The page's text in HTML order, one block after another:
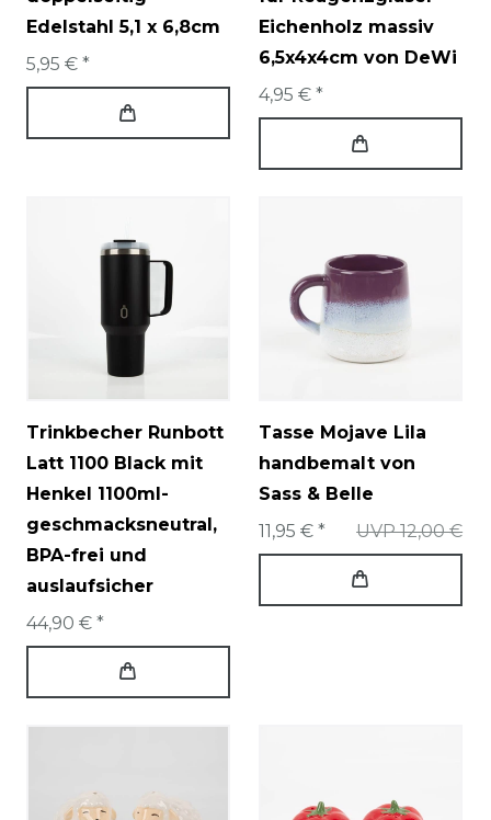
Edelstahl 5,1 x 6,8cm
5,95 € *
Eichenholz massiv
6,5x4x4cm von DeWi
4,95 € *
Trinkbecher Runbott
Latt 1100 Black mit
Henkel 1100ml-
geschmacksneutral,
BPA-frei und
auslaufsicher
44,90 € *
Tasse Mojave Lila
handbemalt von
Sass & Belle
UVP 12,00 €
11,95 € *